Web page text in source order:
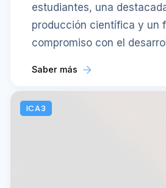
estudiantes, una
producción científica y un
compromiso con el
Saber más
ICA3